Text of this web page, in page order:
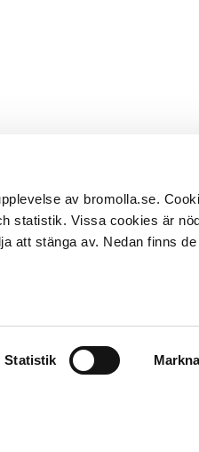
av bromolla.se.
statistik. Vissa cookies är
att stänga av. Nedan finns
Statistik